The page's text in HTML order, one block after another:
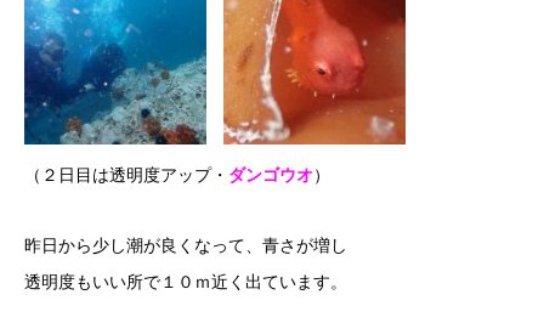
（２日目は透明度アップ・ ダンゴウオ）
昨日から少し潮が良くなって、青さが増し
透明度もいい所で１０ｍ近く出ています。